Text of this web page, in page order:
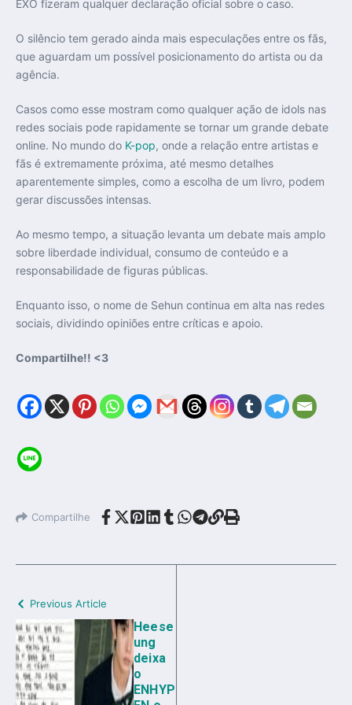
EXO fizeram qualquer declaração oficial sobre o caso.
O silêncio tem gerado ainda mais especulações entre os fãs,
que aguardam um possível posicionamento do artista ou da
agência.
Casos como esse mostram como qualquer ação de idols nas
redes sociais pode rapidamente se tornar um grande debate
online. No mundo do K-pop, onde a relação entre artistas e
fãs é extremamente próxima, até mesmo detalhes
aparentemente simples, como a escolha de um livro, podem
gerar discussões intensas.
Ao mesmo tempo, a situação levanta um debate mais amplo
sobre liberdade individual, consumo de conteúdo e a
responsabilidade de figuras públicas.
Enquanto isso, o nome de Sehun continua em alta nas redes
sociais, dividindo opiniões entre críticas e apoio.
Compartilhe!! <3
Compartilhe
Previous Article
Heese
ung
deixa
o
ENHYP